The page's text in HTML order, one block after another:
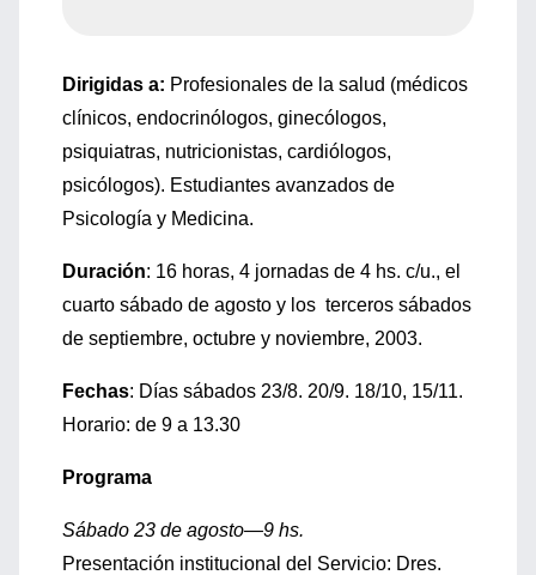
Dirigidas a: Profesionales de la salud (médicos
clínicos, endocrinólogos, ginecólogos,
psiquiatras, nutricionistas, cardiólogos,
psicólogos). Estudiantes avanzados de
Psicología y Medicina.
Duración: 16 horas, 4 jornadas de 4 hs. c/u., el
cuarto sábado de agosto y los terceros sábados
de septiembre, octubre y noviembre, 2003.
Fechas: Días sábados 23/8. 20/9. 18/10, 15/11.
Horario: de 9 a 13.30
Programa
Sábado 23 de agosto—9 hs.
Presentación institucional del Servicio: Dres.